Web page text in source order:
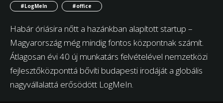
#LogMeIn
#office
Habár óriásira nőtt a hazánkban alapított startup –
Magyarország még mindig fontos központnak számít.
Átlagosan évi 40 új munkatárs felvételével nemzetközi
fejlesztőközponttá bővíti budapesti irodáját a globális
nagyvállalattá erősödött LogMeIn.